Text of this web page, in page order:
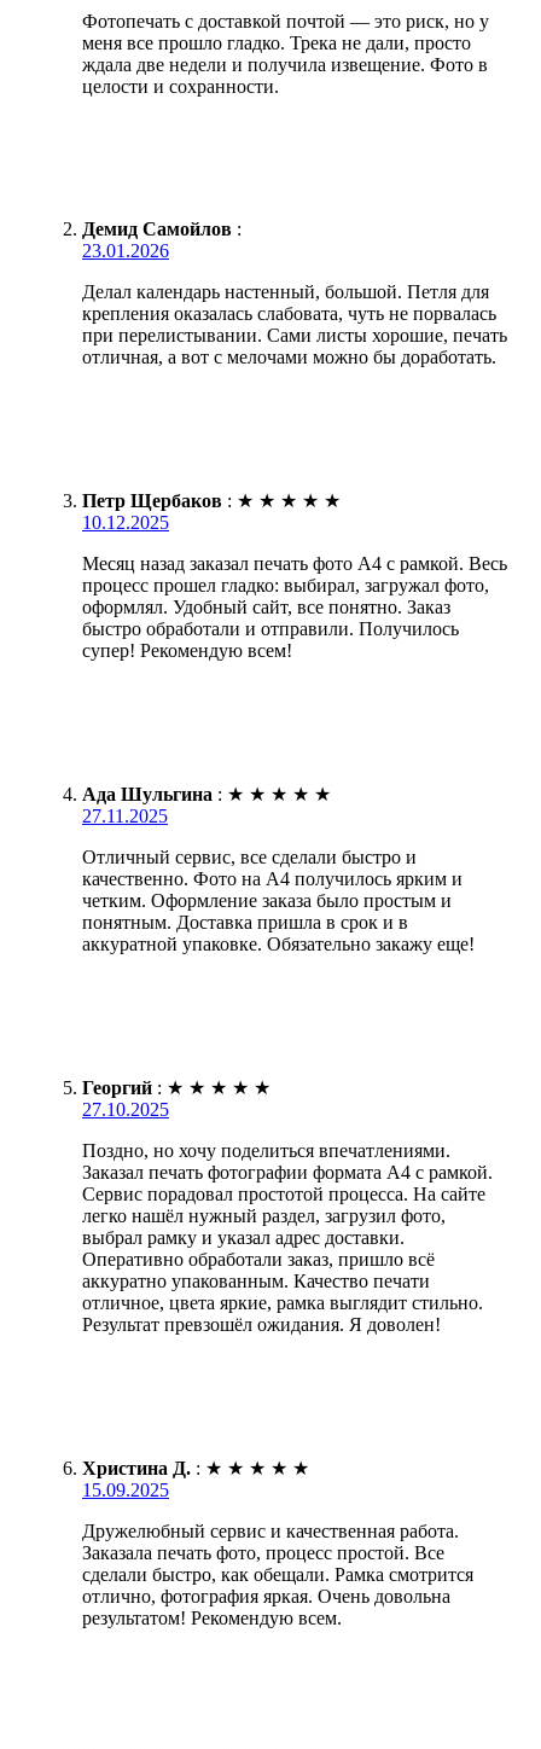
Фотопечать с доставкой почтой — это риск, но у
меня все прошло гладко. Трека не дали, просто
ждала две недели и получила извещение. Фото в
целости и сохранности.
Демид Самойлов :
23.01.2026
Делал календарь настенный, большой. Петля для
крепления оказалась слабовата, чуть не порвалась
при перелистывании. Сами листы хорошие, печать
отличная, а вот с мелочами можно бы доработать.
Петр Щербаков : ★ ★ ★ ★ ★
10.12.2025
Месяц назад заказал печать фото А4 с рамкой. Весь
процесс прошел гладко: выбирал, загружал фото,
оформлял. Удобный сайт, все понятно. Заказ
быстро обработали и отправили. Получилось
супер! Рекомендую всем!
Ада Шульгина : ★ ★ ★ ★ ★
27.11.2025
Отличный сервис, все сделали быстро и
качественно. Фото на А4 получилось ярким и
четким. Оформление заказа было простым и
понятным. Доставка пришла в срок и в
аккуратной упаковке. Обязательно закажу еще!
Георгий : ★ ★ ★ ★ ★
27.10.2025
Поздно, но хочу поделиться впечатлениями.
Заказал печать фотографии формата А4 с рамкой.
Сервис порадовал простотой процесса. На сайте
легко нашёл нужный раздел, загрузил фото,
выбрал рамку и указал адрес доставки.
Оперативно обработали заказ, пришло всё
аккуратно упакованным. Качество печати
отличное, цвета яркие, рамка выглядит стильно.
Результат превзошёл ожидания. Я доволен!
Христина Д. : ★ ★ ★ ★ ★
15.09.2025
Дружелюбный сервис и качественная работа.
Заказала печать фото, процесс простой. Все
сделали быстро, как обещали. Рамка смотрится
отлично, фотография яркая. Очень довольна
результатом! Рекомендую всем.